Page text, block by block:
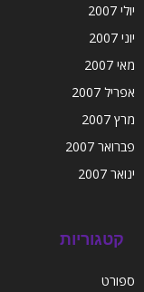
יולי 2007
יוני 2007
מאי 2007
אפריל 2007
מרץ 2007
פברואר 2007
ינואר 2007
קטגוריות
ספורט